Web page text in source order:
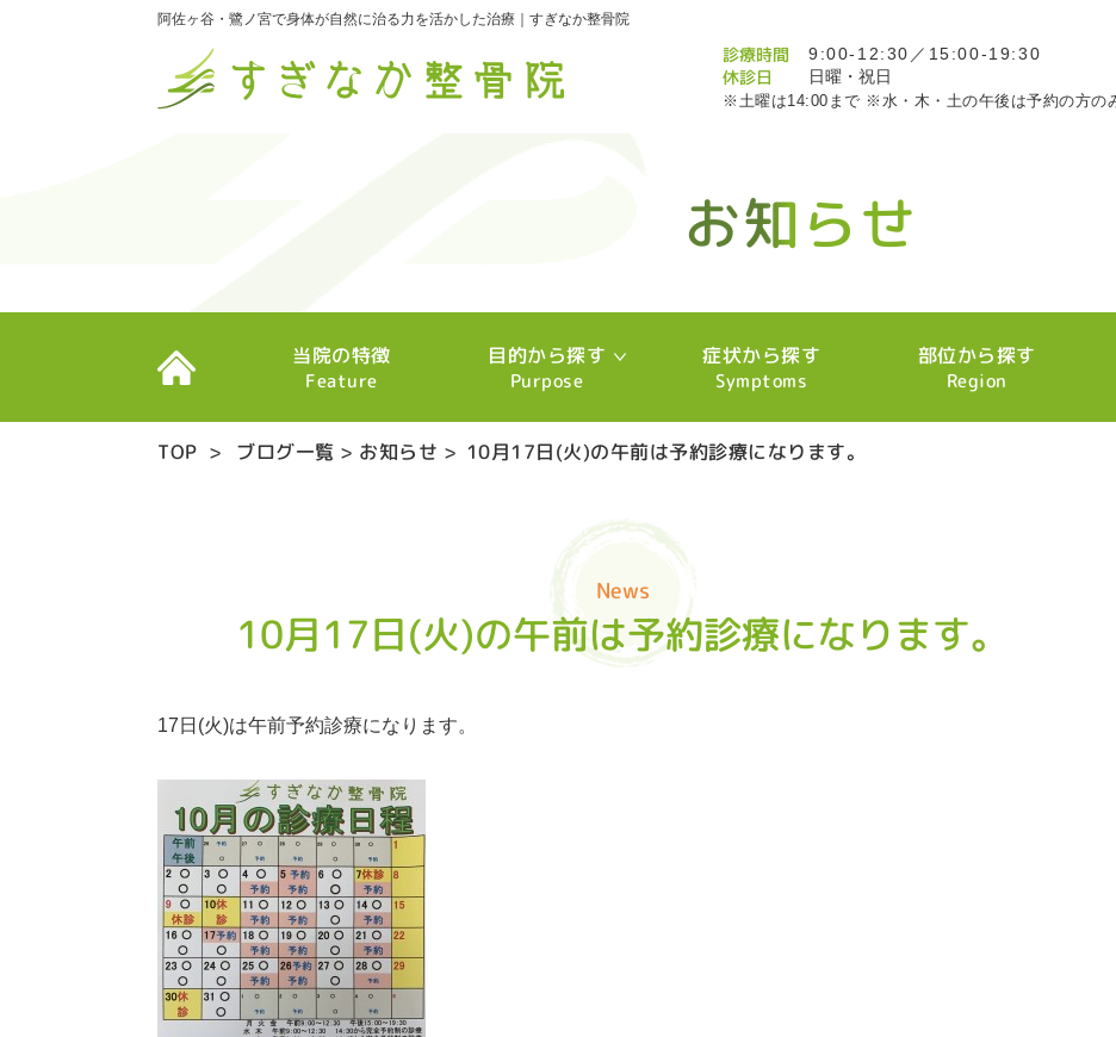
阿佐ヶ谷・鷺ノ宮で身体が自然に治る力を活かした治療｜すぎなか整骨院
診療時間 9:00-12:30／15:00-19:30
休診日 日曜・祝日
※土曜は14:00まで ※水・木・土の午後は予約の方の
お知らせ
お知らせ
お知らせ
お知らせ
お知らせ
お知らせ
お知らせ
お知らせ
お知らせ
お知らせ
お知らせ
お知らせ
お知らせ
お知らせ
お知らせ
お知らせ
お知らせ
お知らせ
お知らせ
お知らせ
お知らせ
お知らせ
お知らせ
お知らせ
お知らせ
お知らせ
お知らせ
お知らせ
お知らせ
お知らせ
お知らせ
お知らせ
お知らせ
お知らせ
お知らせ
お知らせ
お知らせ
お知らせ
お知らせ
お知らせ
お知らせ
お知らせ
お知らせ
お知らせ
お知らせ
お知らせ
お知らせ
お知らせ
お知らせ
お知らせ
お知らせ
お知らせ
お知らせ
お知らせ
お知らせ
お知らせ
お知らせ
お知らせ
お知らせ
お知らせ
お知らせ
お知らせ
お知らせ
お知らせ
お知らせ
お知らせ
当院の特徴
Feature
目的から探す
Purpose
症状から探す
Symptoms
部位から探す
Region
TOP > ブログ一覧 > お知らせ > 10月17日(火)の午前は予約診療になります。
News
10月17日(火)の午前は予約診療になります。
17 日 (火)は午前予約診療になります。